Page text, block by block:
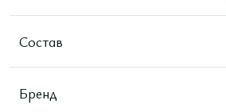
Состав
Бренд